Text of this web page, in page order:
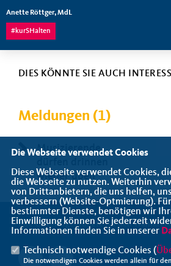
Anette Röttger, MdL
#kurSHalten
DIES KÖNNTE SIE AUCH
Meldungen (1)
Musizierende
wieder üben
Ihre CDU-Abgeordnete für den
Die Webseite verwendet Cookies
Diese Webseite verwendet Cookies,
die Webseite zu nutzen. Weiterhin
von Drittanbietern, die uns helfen,
verbessern (Website-Optmierung).
bestimmter Dienste, benötigen wir
Einwilligung können Sie jederzeit
Informationen finden Sie in unserer
Technisch notwendige Cookies (
Die notwendigen Cookies werden allein für